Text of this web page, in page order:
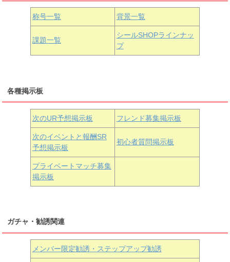
津島善子 黒澤ルビィ
浦の星女学院3年生
黒澤ダイヤ
中須かすみ 天王寺璃奈
朝香果林 近江彼方 エマ・ヴェルデ
称号一覧 背景一覧
課題一覧
シールSHOPラインナッ
プ
各種掲示板
次のUR予想掲示板 フレンド募集掲示板
次のイベントと報酬SR
予想掲示板
初心者質問掲示板
プライベートマッチ募集
掲示板
ガチャ・勧誘関連
メンバー限定勧誘・ステップアップ勧誘